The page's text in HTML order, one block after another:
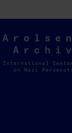
Arolsen
Archives